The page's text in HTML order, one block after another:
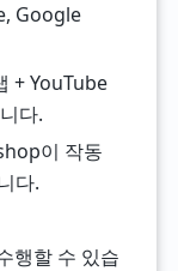
Google
+ YouTube
다.
이 작동
다.
행할 수 있습